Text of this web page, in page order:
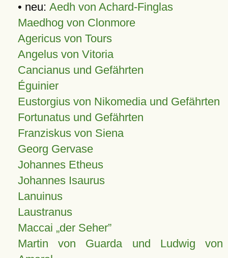
• neu: Aedh von Achard-Finglas
Maedhog von Clonmore
Agericus von Tours
Angelus von Vitoria
Cancianus und Gefährten
Éguinier
Eustorgius von Nikomedia und Gefährten
Fortunatus und Gefährten
Franziskus von Siena
Georg Gervase
Johannes Etheus
Johannes Isaurus
Lanuinus
Laustranus
Maccai „der Seher”
Martin von Guarda und Ludwig von